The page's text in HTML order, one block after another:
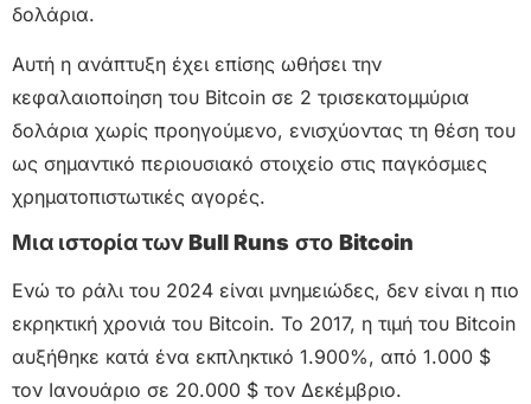
δολάρια.
Αυτή η ανάπτυξη έχει επίσης ωθήσει την
κεφαλαιοποίηση του Bitcoin σε 2 τρισεκατομμύρια
δολάρια χωρίς προηγούμενο, ενισχύοντας τη θέση του
ως σημαντικό περιουσιακό στοιχείο στις παγκόσμιες
χρηματοπιστωτικές αγορές.
Μια ιστορία τωνBull Runs στο Bitcoin
Ενώ το ράλι του 2024 είναι μνημειώδες, δεν είναι η πιο
εκρηκτική χρονιά του Bitcoin. Το 2017, η τιμή του Bitcoin
αυξήθηκε κατά ένα εκπληκτικό 1.900%, από 1.000 $
τον Ιανουάριο σε 20.000 $ τον Δεκέμβριο.